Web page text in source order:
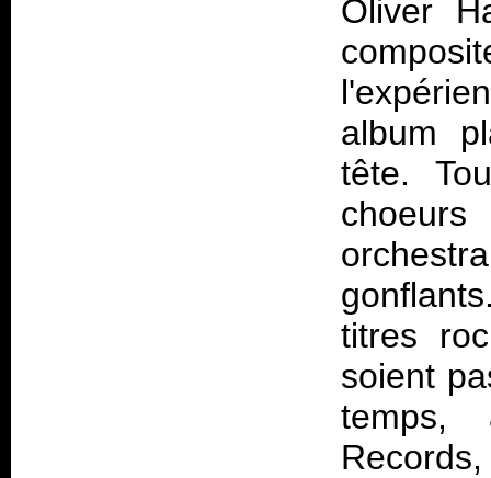
Oliver
album
tête.
titres
soient
temps,